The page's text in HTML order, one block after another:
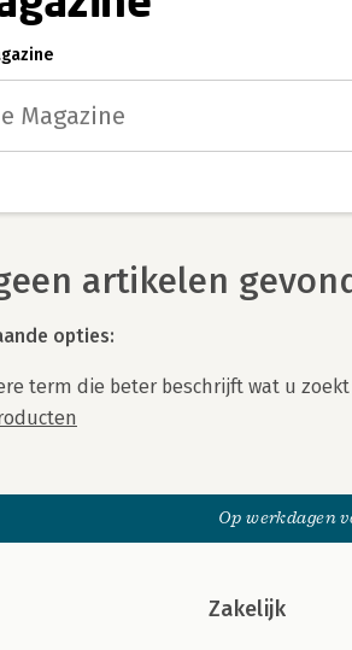
artikelen
opties:
term die beter beschrijft wat u zoekt
Op werkdagen
Zakelijk